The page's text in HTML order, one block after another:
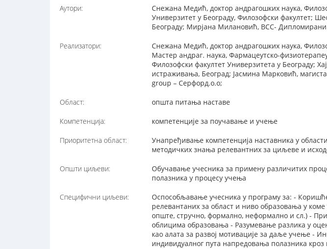
Аутори:
Снежана Медић, доктор андрагошких наука,
Универзитет у Београду, Филозофски факултет;
Београду; Мирјана Милановић, ВСС- Дипломирани
Реализатори:
Снежана Медић, доктор андрагошких наука,
Мастер андраг. наука, Фармацеутско-
Филозофски факултет Универзитета у Београду;
истраживања, Београд; Јасмина Марковић,
group – Серфорд.о.о;
Област: општа питања наставе
Компетенција: компетенције за поучавање и учење
Приоритетна област:
Унапређивање компетенција наставника у
методичких знања релевантних за циљеве и
Општи циљеви:
Обучавање учесника за примену различитих
полазника у процесу учења
Специфични циљеви:
Оспособљавање учесника у програму за: -
релевантаних за област и ниво образовања у
опште, стручно, формално, неформално и сл.) -
облицима образовања - Разумевање разлика у
као алата за развој мотивације за даље учење -
индивидуалног пута напредовања полазника